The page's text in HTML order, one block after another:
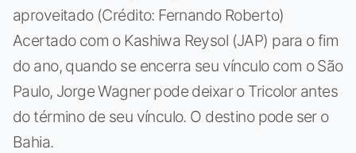
aproveitado (Crédito: Fernando Roberto)
Acertado com o Kashiwa Reysol (JAP) para o fim
do ano, quando se encerra seu vínculo com o São
Paulo, Jorge Wagner pode deixar o Tricolor antes
do término de seu vínculo. O destino pode ser o
Bahia.